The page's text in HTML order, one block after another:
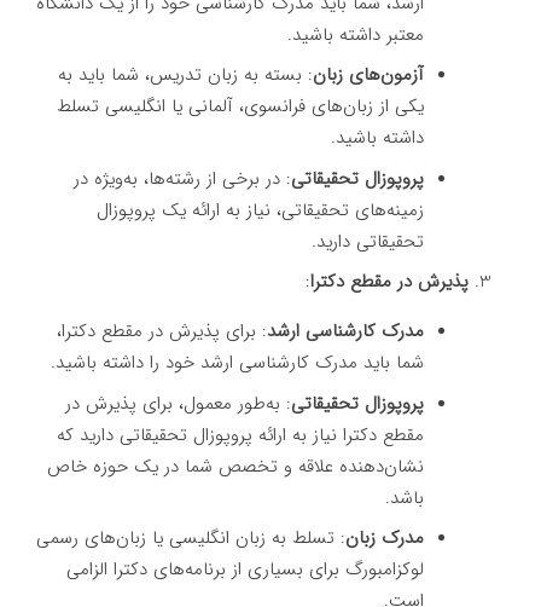
معتبر داشته باشید.
آزمون‌های زبان: بسته به زبان تدریس، شما باید به
یکی از زبان‌های فرانسوی، آلمانی یا انگلیسی تسلط
داشته باشید.
پروپوزال تحقیقاتی: در برخی از رشته‌ها، به‌ویژه در
زمینه‌های تحقیقاتی، نیاز به ارائه یک پروپوزال
تحقیقاتی دارید.
پذیرش در مقطع دکترا:
مدرک کارشناسی ارشد: برای پذیرش در مقطع دکترا،
شما باید مدرک کارشناسی ارشد خود را داشته باشید.
پروپوزال تحقیقاتی: به‌طور معمول، برای پذیرش در
مقطع دکترا نیاز به ارائه پروپوزال تحقیقاتی دارید که
نشان‌دهنده علاقه و تخصص شما در یک حوزه خاص
باشد.
مدرک زبان: تسلط به زبان انگلیسی یا زبان‌های رسمی
لوکزامبورگ برای بسیاری از برنامه‌های دکترا الزامی
است.